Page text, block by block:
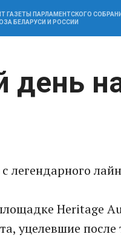
ГАЗЕТЫ ПАРЛАМЕНТСКОГО
БЕЛАРУСИ И РОССИИ
день
легендарного
Heritage
уцелевшие